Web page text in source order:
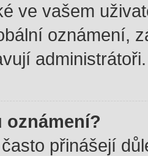
ve vašem
oznámení,
administrátoři.
oznámení?
přinášejí